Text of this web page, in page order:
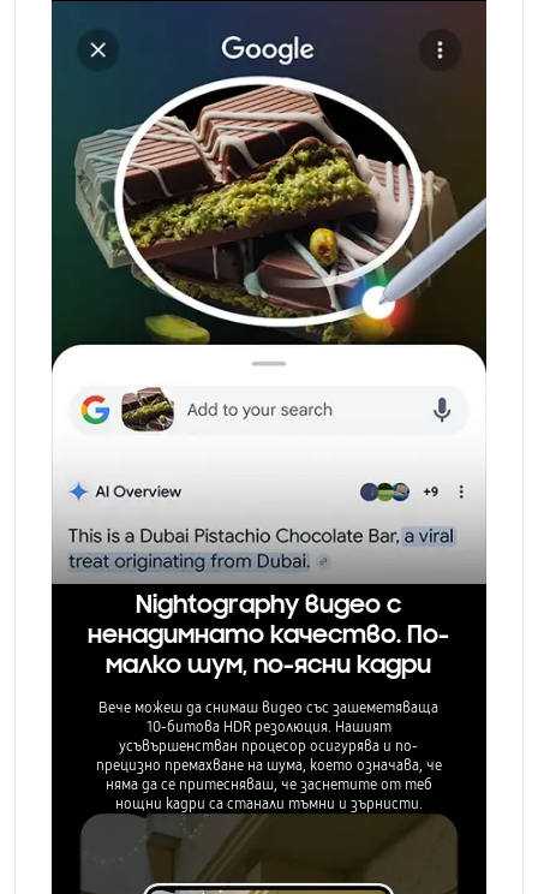
Nightography видео с
ненадимнато качество. По-
малко шум, по-ясни кадри
Вече можеш да снимаш видео със зашеметяваща
10-битова HDR резолюция. Нашият
усъвършенстван процесор осигурява и по-
прецизно премахване на шума, което означава, че
няма да се притесняваш, че заснетите от теб
нощни кадри са станали тъмни и зърнисти.